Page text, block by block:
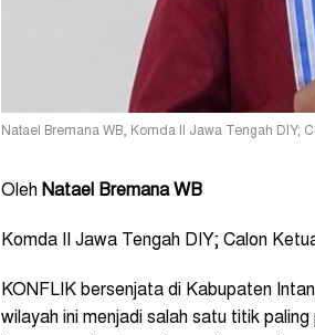
Natael Bremana WB, Komda II Jawa Tengah DIY;
Oleh Natael Bremana WB
Komda II Jawa Tengah DIY; Calon
KONFLIK bersenjata di Kabupaten
wilayah ini menjadi salah satu titik